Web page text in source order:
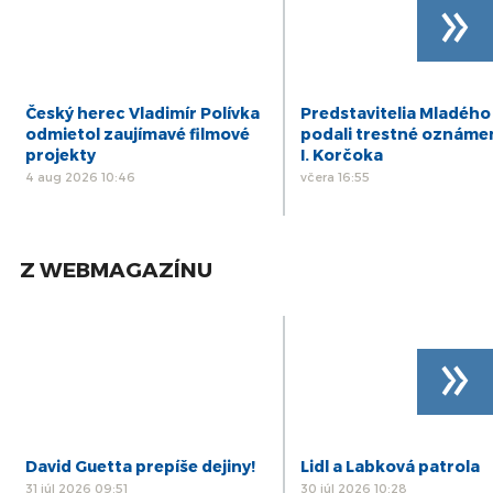
Český herec Vladimír Polívka
odmietol zaujímavé filmové
projekty
4 aug 2026 10:46
Predstavitelia Mladého
podali trestné
I. Korčoka
včera 16:55
»
Z WEBMAGAZÍNU
David Guetta prepíše dejiny!
31 júl 2026 09:51
Lidl a Labková patrola
30 júl 2026 10:28
»